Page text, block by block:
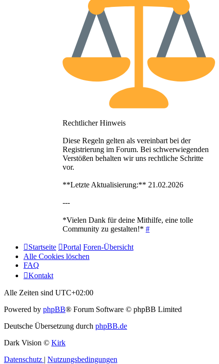
Rechtlicher Hinweis
Diese Regeln gelten als vereinbart bei der
Registrierung im Forum. Bei schwerwiegenden
Verstößen behalten wir uns rechtliche Schritte
vor.
**Letzte Aktualisierung:** 21.02.2026
---
*Vielen Dank für deine Mithilfe, eine tolle
Community zu gestalten!* #
Startseite Portal Foren-Übersicht
Alle Cookies löschen
FAQ
Kontakt
Alle Zeiten sind UTC+02:00
Powered by phpBB® Forum Software © phpBB Limited
Deutsche Übersetzung durch phpBB.de
Dark Vision © Kirk
Datenschutz | Nutzungsbedingungen